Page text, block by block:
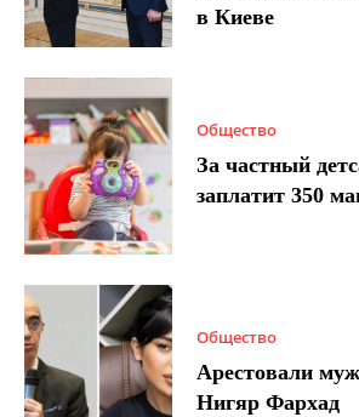
в Киеве
Общество
За частный
заплатит 350
Общество
Арестовали
Нигяр Фархад